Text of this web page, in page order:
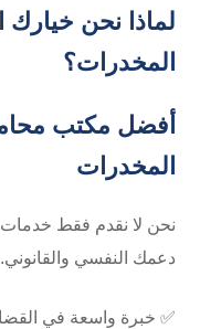
لماذا نحن
المخدرات؟
أفضل مكتب
المخدرات
نحن لا نقدم فقط خدمات
دعمك النفسي
✅ خبرة واسعة في